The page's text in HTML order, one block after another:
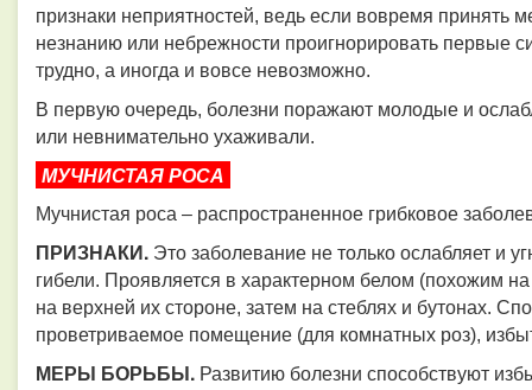
признаки неприятностей, ведь если вовремя принять
незнанию или небрежности проигнорировать первые
трудно, а иногда и вовсе невозможно.
В первую очередь, болезни поражают молодые и
или невнимательно ухаживали.
МУЧНИСТАЯ РОСА
Мучнистая роса – распространенное грибковое
ПРИЗНАКИ. Это заболевание не только ослабляет и
гибели. Проявляется в характерном белом (похожим
на верхней их стороне, затем на стеблях и бутонах.
проветриваемое помещение (для комнатных роз),
МЕРЫ БОРЬБЫ. Развитию болезни способствуют